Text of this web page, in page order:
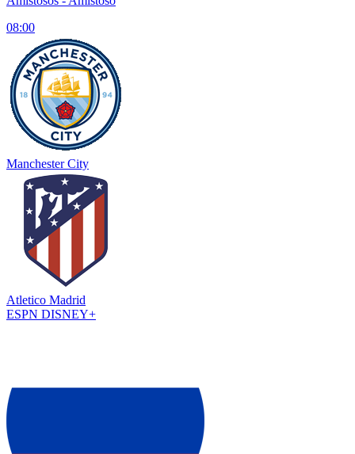
08:00
Manchester City
Atletico Madrid
ESPN DISNEY+